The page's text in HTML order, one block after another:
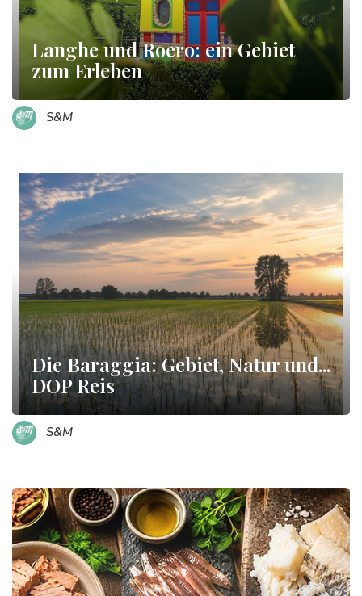
Langhe und Roero: ein Gebiet
zum Erleben
S&M
Die Baraggia: Gebiet, Natur und...
DOP Reis
S&M